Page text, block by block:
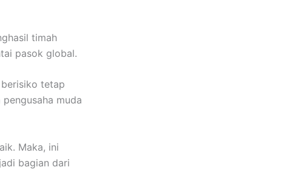
timah
pasok global.
tetap
muda
Maka, ini
bagian dari